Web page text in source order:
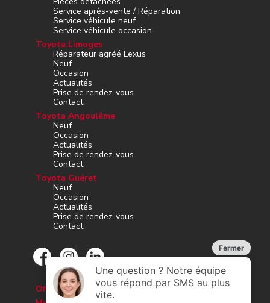
Service après-vente / Réparation
Service véhicule neuf
Service véhicule occasion
Toyota Limoges
Réparateur agréé Lexus
Neuf
Occasion
Actualités
Prise de rendez-vous
Contact
Toyota Angoulême
Neuf
Occasion
Actualités
Prise de rendez-vous
Contact
Toyota Guéret
Neuf
Occasion
Actualités
Prise de rendez-vous
Contact
Offres d’emploi